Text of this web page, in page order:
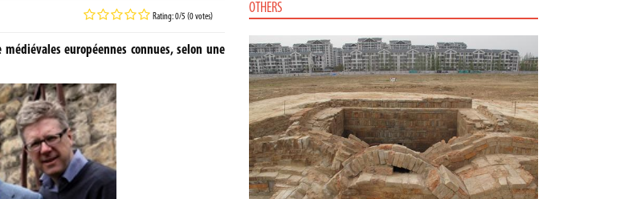
Rating: 0/5 (0 votes)
européennes connues, selon une
OTHERS